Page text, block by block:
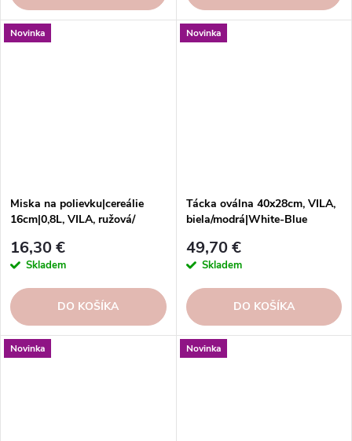
Novinka
Miska na polievku|cereálie
16cm|0,8L, VILA, ružová/
16,30 €
Skladem
DO KOŠÍKA
Novinka
Tácka oválna 40x28cm, VILA,
biela/modrá|White-Blue
49,70 €
Skladem
DO KOŠÍKA
Novinka Novinka